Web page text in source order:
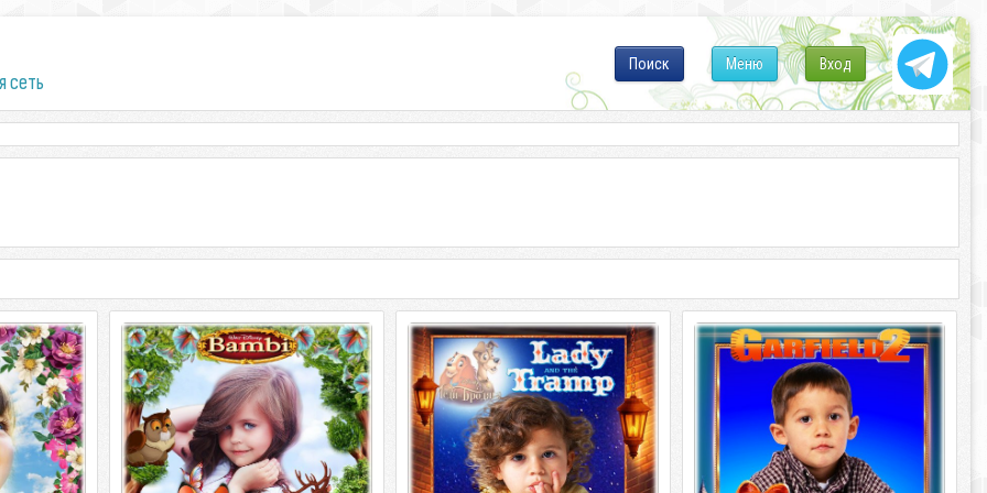
сеть
Вход
Меню
Поиск
-
герои
2
-
герои
| 4961 х
Детская рамка для фотошопа -
Любимые сказочные герои
мультфильмов 9. Бэмби
Детская рамка для фотошопа -
Любимые сказочные герои
мультфильмов 9. Бэмби PSD | 4961 х
3508 | 300
Детская рамка для фотошопа -
Любимые сказочные герои
мультфильмов 8. Леди и Бродяга
Детская рамка для фотошопа -
Любимые сказочные герои
мультфильмов 8. Леди и Бродяга PSD |
4961 х
Детская рамка для фотошопа -
Любимые сказочные герои
мультфильмов 7. Гарфилд 2
Детская рамка для фотошопа -
Любимые сказочные герои
мультфильмов 7. Гарфилд 2 PSD | 4961
х 3508 |